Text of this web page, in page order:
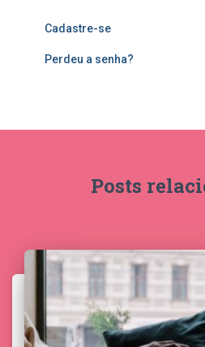
Cadastre-se
Perdeu a senha?
Posts